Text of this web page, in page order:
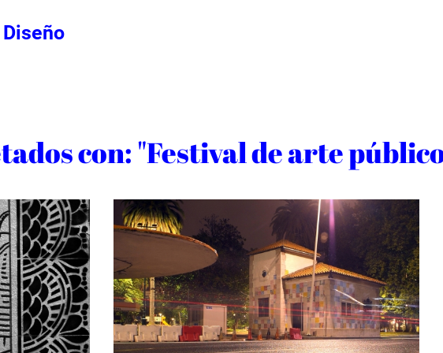
con: "Festival de arte